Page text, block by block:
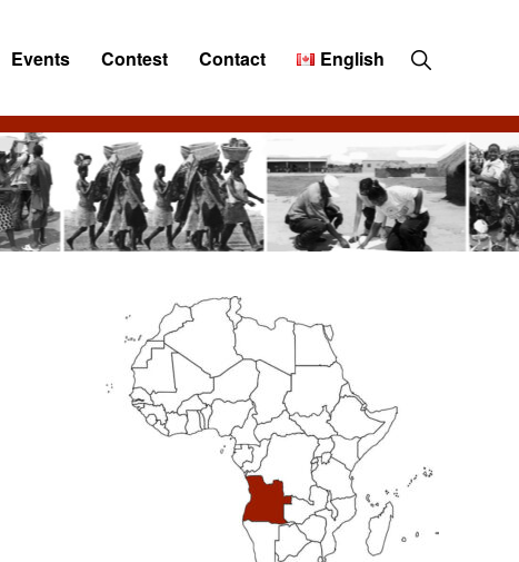
Events Contest Contact English Show
Search
Primary
Sidebar